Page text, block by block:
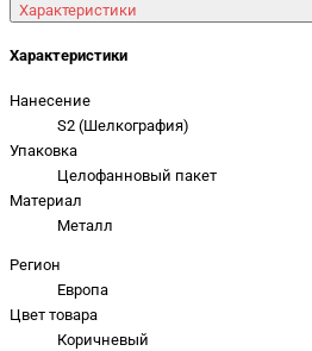
Характеристики
Характеристики
Нанесение
S2 (Шелкография)
Упаковка
Целофанновый пакет
Материал
Mеталл
Регион
Европа
Цвет товара
Коричневый